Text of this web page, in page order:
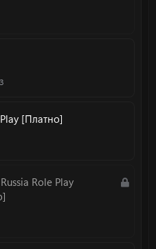
[Платно]
З
Role Play